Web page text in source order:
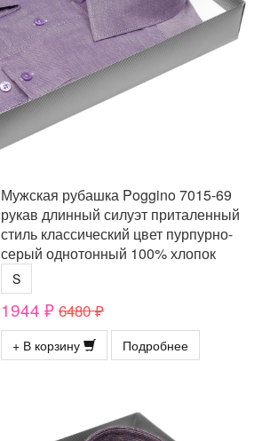
Мужская рубашка Poggino 7015-69
рукав длинный силуэт приталенный
стиль классический цвет пурпурно-
серый однотонный 100% хлопок
S
1944 ₽ 6480 ₽
+ В корзину Подробнее